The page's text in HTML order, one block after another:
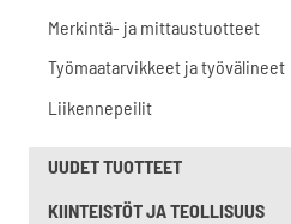
Merkintä- ja mittaustuotteet
Työmaatarvikkeet ja työvälineet
Liikennepeilit
UUDET TUOTTEET
KIINTEISTÖT JA TEOLLISUUS